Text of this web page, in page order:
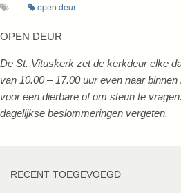
open deur
OPEN DEUR
De St. Vituskerk zet de kerkdeur elke
van 10.00 – 17.00 uur even naar
voor een dierbare of om steun te
dagelijkse beslommeringen vergeten.
RECENT TOEGEVOEGD